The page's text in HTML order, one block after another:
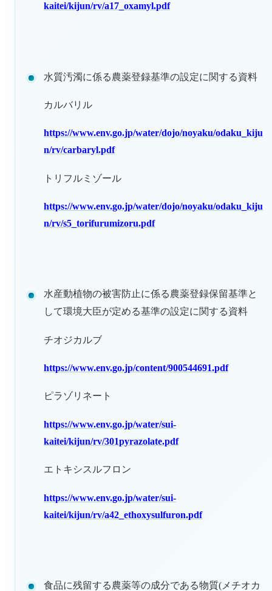
kaitei/kijun/rv/a17_oxamyl.pdf
水質汚濁に係る農薬登録基準の設定に関する資料
カルバリル
https://www.env.go.jp/water/dojo/noyaku/odaku_kiju
n/rv/carbaryl.pdf
トリフルミゾール
https://www.env.go.jp/water/dojo/noyaku/odaku_kiju
n/rv/s5_torifurumizoru.pdf
水産動植物の被害防止に係る農薬登録保留基準と
して環境大臣が定める基準の設定に関する資料
チオジカルブ
https://www.env.go.jp/content/900544691.pdf
ピラゾリネート
https://www.env.go.jp/water/sui-
kaitei/kijun/rv/301pyrazolate.pdf
エトキシスルフロン
https://www.env.go.jp/water/sui-
kaitei/kijun/rv/a42_ethoxysulfuron.pdf
食品に残留する農薬等の成分である物質(メチオカ